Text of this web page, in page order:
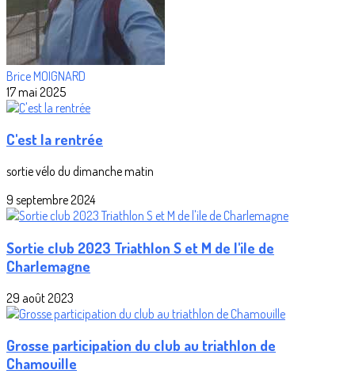
Brice MOIGNARD
17 mai 2025
C'est la rentrée
sortie vélo du dimanche matin
9 septembre 2024
Sortie club 2023 Triathlon S et M de l'ile de
Charlemagne
29 août 2023
Grosse participation du club au triathlon de
Chamouille